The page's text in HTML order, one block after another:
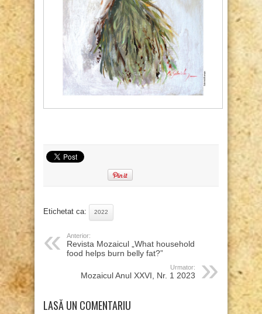
Etichetat ca: 2022
Anterior:
Revista Mozaicul „What household
food helps burn belly fat?”
Urmator:
Mozaicul Anul XXVI, Nr. 1 2023
LASĂ UN COMENTARIU